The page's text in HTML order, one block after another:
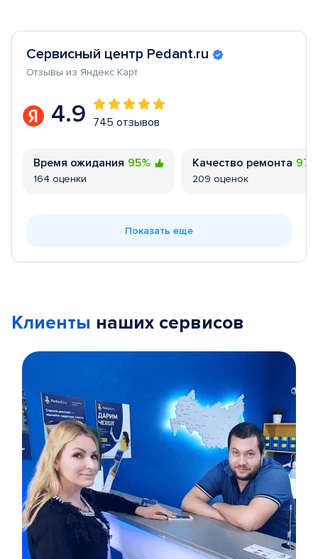
Сервисный центр Pedant.ru
Отзывы из Яндекс Карт
4.9 745 отзывов
Время ожидания 95%
164 оценки
Качество ремонта
209 оценок
Показать еще
Клиенты наших сервисов